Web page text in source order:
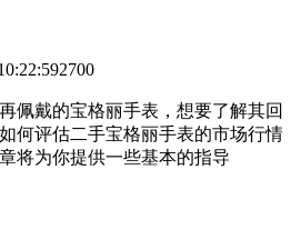
2700
佩戴的宝格丽手表，想要了解其回
何评估二手宝格丽手表的市场行情
将为你提供一些基本的指导